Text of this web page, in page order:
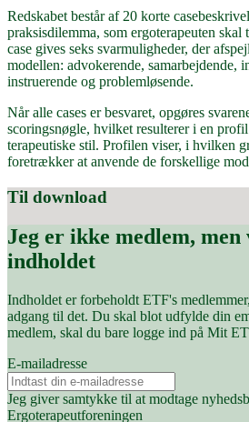
Redskabet består af 20 korte
praksisdilemma, som ergoterapeuten
case gives seks svarmuligheder, der
modellen: advokerende, samarbejdende,
instruerende og problemløsende.
Når alle cases er besvaret, opgøres
scoringsnøgle, hvilket resulterer i en
terapeutiske stil. Profilen viser, i hvilken
foretrækker at anvende de forskellige
Til download
Jeg er ikke medlem, men
indholdet
Indholdet er forbeholdt ETF's
adgang til det. Du skal blot udfylde din
medlem, skal du bare logge ind på Mit
E-mailadresse
Jeg giver samtykke til at modtage
Ergoterapeutforeningen